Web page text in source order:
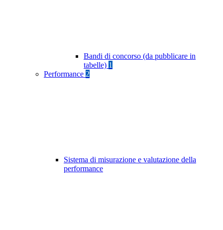
Bandi di concorso (da pubblicare in
tabelle) 1
Performance 2
Sistema di misurazione e valutazione della
performance